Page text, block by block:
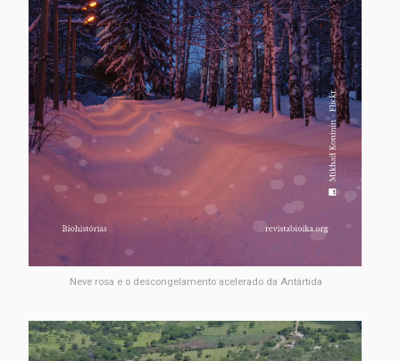
Neve rosa e o descongelamento acelerado da Antártida